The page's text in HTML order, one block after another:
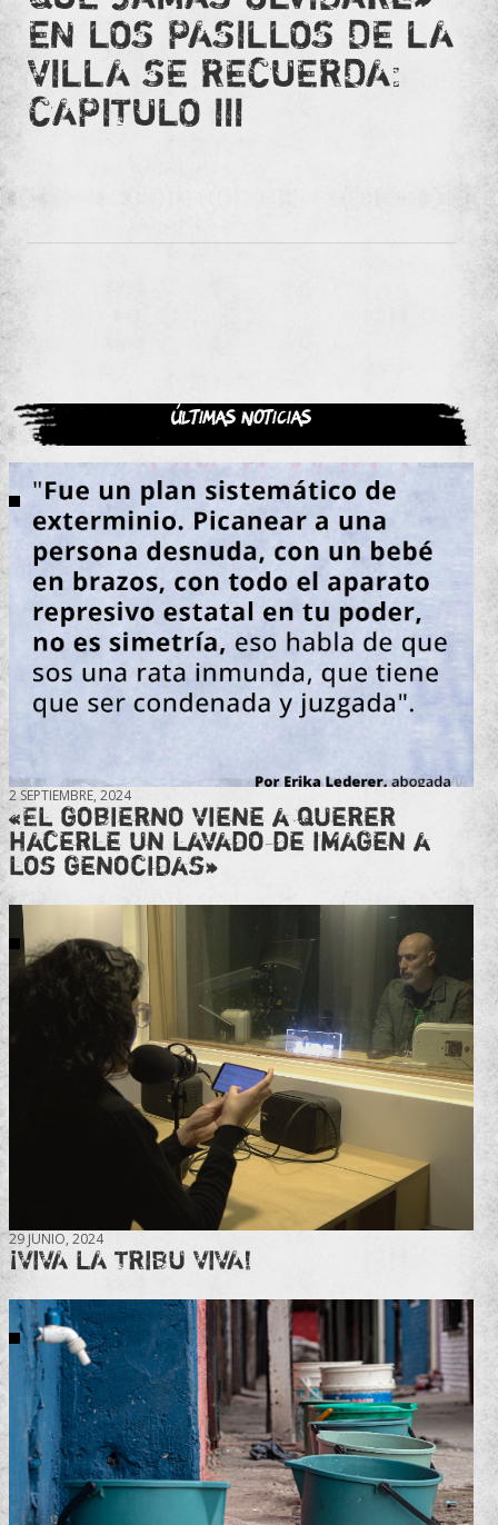
EN LOS PASILLOS DE LA
VILLA SE RECUERDA:
CAPITULO III
Últimas noticias
2 SEPTIEMBRE, 2024
«El gobierno viene a querer
hacerle un lavado de imagen a
los genocidas»
29 JUNIO, 2024
¡VIVA LA TRIBU VIVA!